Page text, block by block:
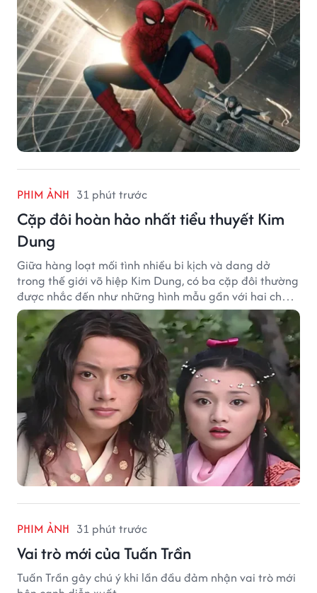
PHIM ẢNH 31 phút trước
Cặp đôi hoàn hảo nhất tiểu thuyết Kim
Dung
Giữa hàng loạt mối tình nhiều bi kịch và dang dở
trong thế giới võ hiệp Kim Dung, có ba cặp đôi thường
được nhắc đến như những hình mẫu gần với hai chữ
"viên mãn" nhất.
PHIM ẢNH 31 phút trước
Vai trò mới của Tuấn Trần
Tuấn Trần gây chú ý khi lần đầu đảm nhận vai trò mới